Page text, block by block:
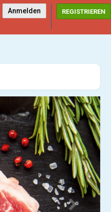
REGISTRIEREN